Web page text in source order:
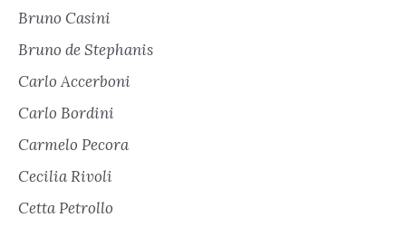
Bruno Casini
Bruno de Stephanis
Carlo Accerboni
Carlo Bordini
Carmelo Pecora
Cecilia Rivoli
Cetta Petrollo